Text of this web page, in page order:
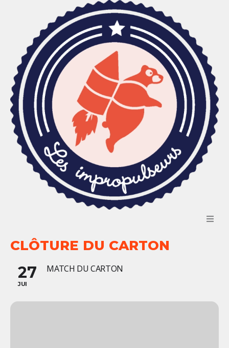
CLÔTURE DU CARTON
27
JUI
MATCH DU CARTON